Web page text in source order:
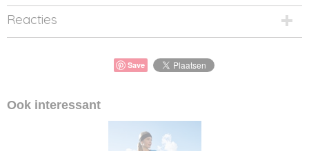
Reacties
Save
Ook interessant